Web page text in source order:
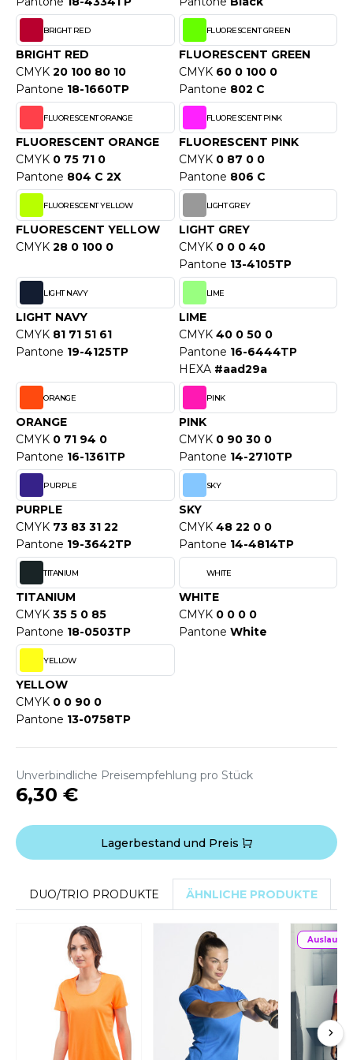
UND JACKEN
COOL
HOODS
GEN
MORNING STUDIOS
SEGURIDAD
DUICK
TEXTILE
ATHLETIC®
ATHLETIC® COLLECTION
ETIQUETTE
BRIGHT RED
BRIGHT RED
CMYK 20 100 80 10
Pantone 18-1660TP
FLUORESCENT GREEN
FLUORESCENT GREEN
CMYK 60 0 100 0
Pantone 802 C
FLUORESCENT ORANGE
FLUORESCENT ORANGE
CMYK 0 75 71 0
Pantone 804 C 2X
FLUORESCENT PINK
FLUORESCENT PINK
CMYK 0 87 0 0
Pantone 806 C
FLUORESCENT YELLOW
FLUORESCENT YELLOW
CMYK 28 0 100 0
LIGHT GREY
LIGHT GREY
CMYK 0 0 0 40
Pantone 13-4105TP
LIGHT NAVY
LIGHT NAVY
CMYK 81 71 51 61
Pantone 19-4125TP
LIME
LIME
CMYK 40 0 50 0
Pantone 16-6444TP
HEXA #aad29a
ORANGE
ORANGE
CMYK 0 71 94 0
Pantone 16-1361TP
PINK
PINK
CMYK 0 90 30 0
Pantone 14-2710TP
PURPLE
PURPLE
CMYK 73 83 31 22
Pantone 19-3642TP
SKY
SKY
CMYK 48 22 0 0
Pantone 14-4814TP
TITANIUM
TITANIUM
CMYK 35 5 0 85
Pantone 18-0503TP
WHITE
WHITE
CMYK 0 0 0 0
Pantone White
YELLOW
YELLOW
CMYK 0 0 90 0
Pantone 13-0758TP
Unverbindliche Preisempfehlung pro Stück
6,30 €
Lagerbestand und Preis
DUO/TRIO PRODUKTE ÄHNLICHE PRODUKTE